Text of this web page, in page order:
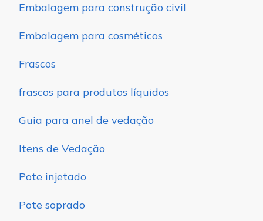
Embalagem para construção civil
Embalagem para cosméticos
Frascos
frascos para produtos líquidos
Guia para anel de vedação
Itens de Vedação
Pote injetado
Pote soprado